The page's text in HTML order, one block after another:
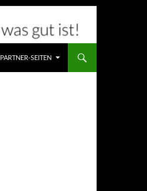
PARTNER-SEITEN